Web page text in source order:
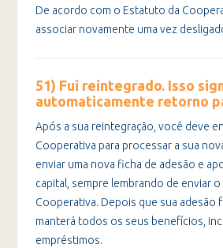
De acordo com o Estatuto da
associar novamente uma vez
51) Fui reintegrado. Isso
automaticamente retorno
Após a sua reintegração, você deve
Cooperativa para processar a sua
enviar uma nova ficha de adesão e
capital, sempre lembrando de enviar
Cooperativa. Depois que sua adesão
manterá todos os seus benefícios,
empréstimos.